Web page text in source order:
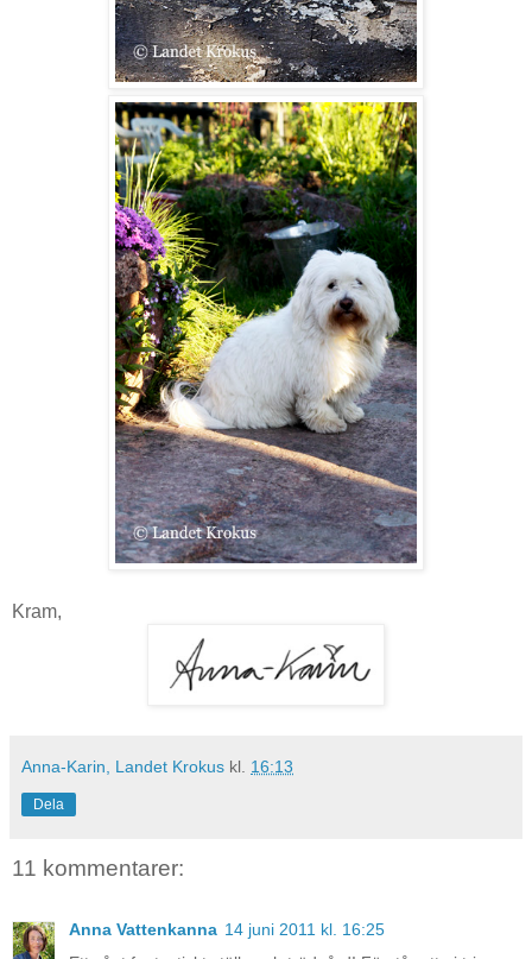
Kram,
Anna-Karin, Landet Krokus kl. 16:13
Dela
11 kommentarer:
Anna Vattenkanna 14 juni 2011 kl. 16:25